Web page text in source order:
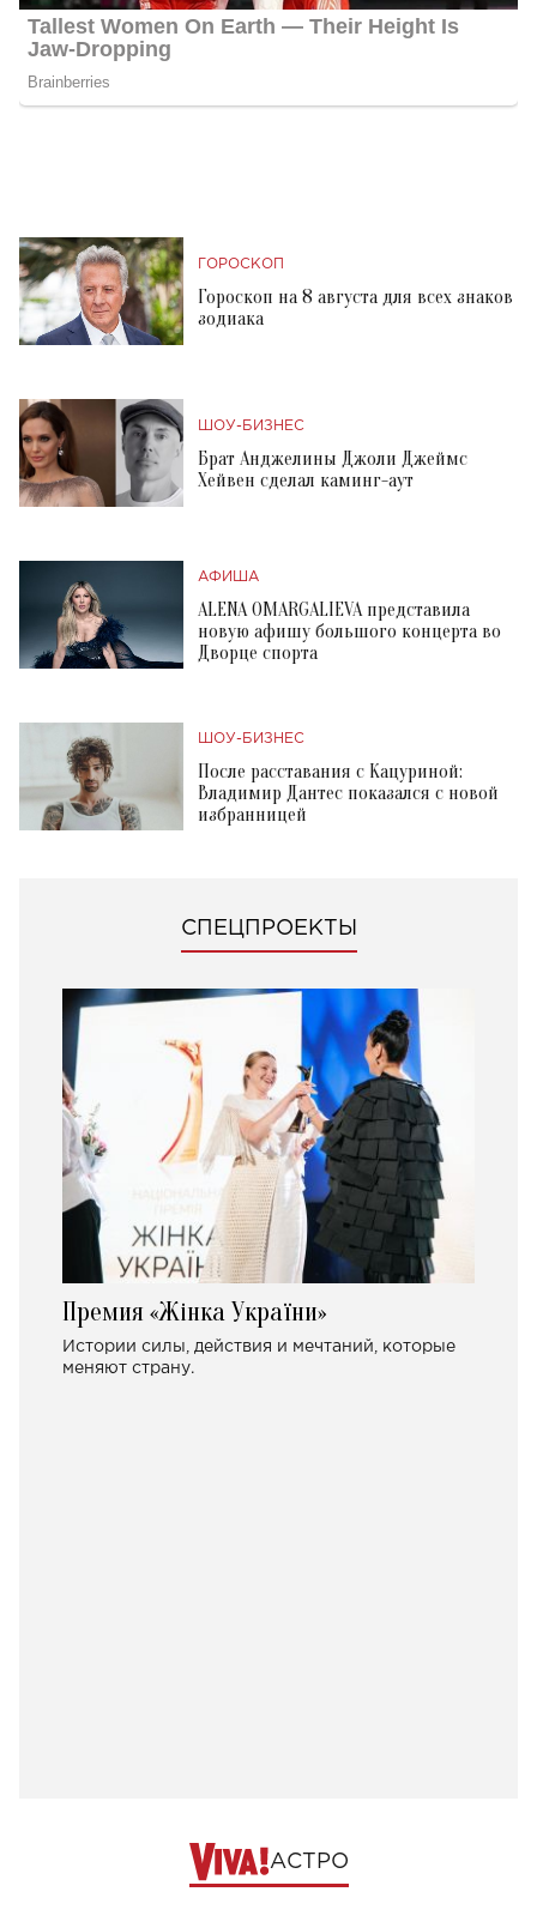
ГОРОСКОП
Гороскоп на 8 августа для всех знаков
зодиака
ШОУ-БИЗНЕС
Брат Анджелины Джоли Джеймс
Хейвен сделал каминг-аут
АФИША
ALENA OMARGALIEVA представила
новую афишу большого концерта во
Дворце спорта
ШОУ-БИЗНЕС
После расставания с Кацуриной:
Владимир Дантес показался с новой
избранницей
СПЕЦПРОЕКТЫ
Премия «Жінка України»
Истории силы, действия и мечтаний, которые
меняют страну.
АСТРО